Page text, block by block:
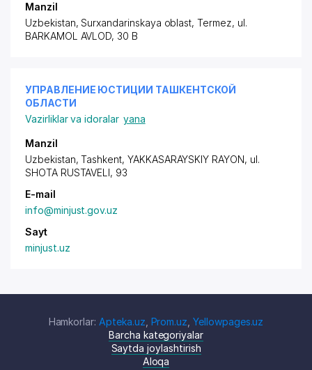
Manzil
Uzbekistan, Surxandarinskaya oblast, Termez, ul.
BARKAMOL AVLOD, 30 B
УПРАВЛЕНИЕ ЮСТИЦИИ ТАШКЕНТСКОЙ
ОБЛАСТИ
Vazirliklar va idoralar yana
Manzil
Uzbekistan, Tashkent, YAKKASARAYSKIY RAYON, ul.
SHOTA RUSTAVELI, 93
E-mail
info@minjust.gov.uz
Sayt
minjust.uz
Hamkorlar: Apteka.uz Prom.uz ,Yellowpages.uz
Barcha kategoriyalar
Saytda joylashtirish
Aloqa